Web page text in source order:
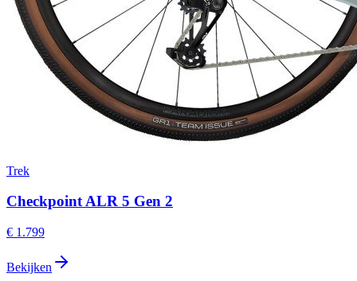
Trek
Checkpoint ALR 5 Gen 2
€ 1.799
Bekijken